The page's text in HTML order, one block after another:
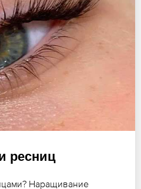
ресниц
Наращивание